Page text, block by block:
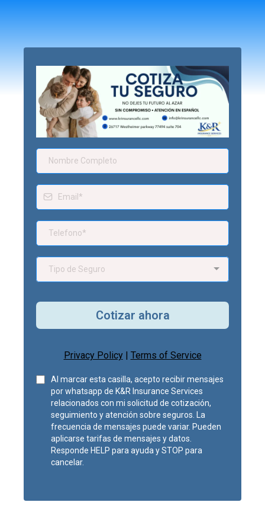
Tipo de Seguro
Cotizar ahora
Privacy Policy| Terms of Service
Al marcar esta casilla, acepto recibir mensajes
por whatsapp de K&R Insurance Services
relacionados con mi solicitud de cotización,
seguimiento y atención sobre seguros. La
frecuencia de mensajes puede variar. Pueden
aplicarse tarifas de mensajes y datos.
Responde HELP para ayuda y STOP para
cancelar.